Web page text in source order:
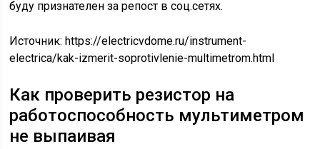
буду признателен за репост в соц.сетях.
Источник:https://electricvdome.ru/instrument-
electrica/kak-izmerit-soprotivlenie-multimetrom.html
Как проверить резистор на
работоспособность мультиметром
не выпаивая